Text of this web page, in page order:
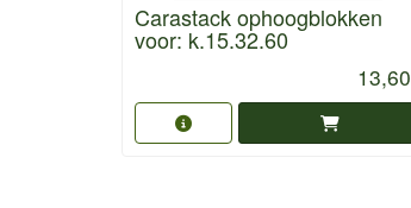
Carastack ophoogblokken
voor: k.15.32.60
13,60